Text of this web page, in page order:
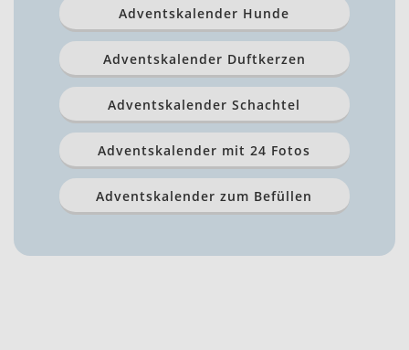
Adventskalender Hunde
Adventskalender Duftkerzen
Adventskalender Schachtel
Adventskalender mit 24 Fotos
Adventskalender zum Befüllen